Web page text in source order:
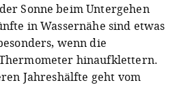
Sonne beim Untergehen
in Wassernähe sind etwas
wenn die
hinaufklettern.
Jahreshälfte geht vom